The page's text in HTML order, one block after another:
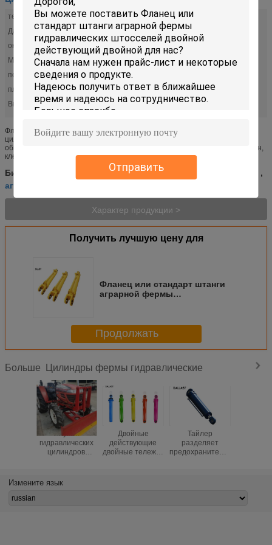
Отправить
температуры:
нормальная температура
Давление:
8-35 МПа
окрашенный:
белизна, или по запросу
Материал:
нержавеющая сталь, сталь, легированная сталь
поршень:
пользовательских
плунжерный шток:
пользовательских
Высокий свет:
,
Фланец или стандарт штанги фермы земледелия гидравлических
цилиндров двойной действующий двойной Метод установки: Наиболее
обыкновенно используемые устанавливающ варианты фланец, труннион,
клевис, штыр-глаз, вз...
Бирки: цилиндры затяжелителя трактора гидравлические ,
аграрный гидровлический цилиндр
Характер продукции >
Получить лучшую цену для
Фланец или стандарт штанги
аграрной фермы
двойной
Продолжать
Больше Цилиндры фермы гидравлические
Плужок
гидравлических
цилиндров
трактора Янмар
аграрный
Двойные
действующие
двойные тележки
Тайлер
разделяет
предохранительный
коррозионностойкий
Измените язык